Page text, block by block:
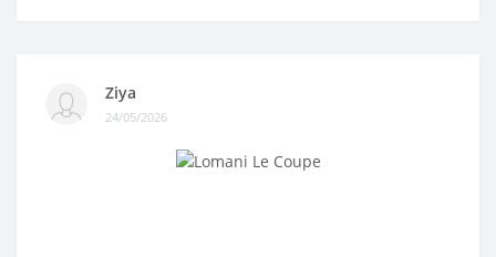
Ziya
24/05/2026